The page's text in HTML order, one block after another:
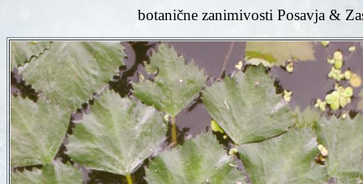
botanične zanimivosti Posavja &